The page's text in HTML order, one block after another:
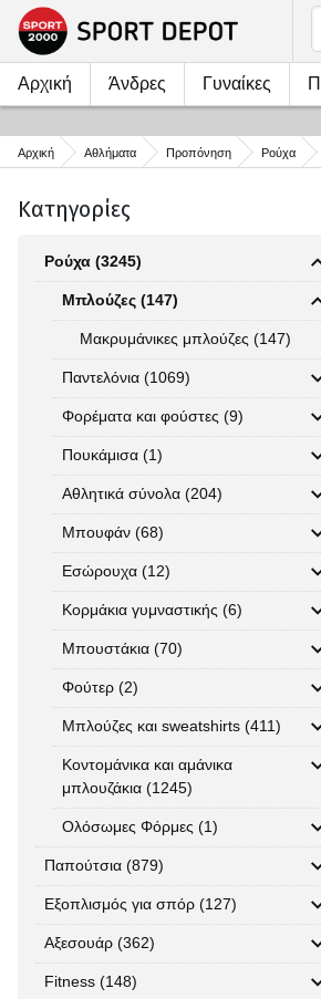
Αρχική Άνδρες Γυναίκες
Αρχική Αθλήματα Προπόνηση Ρούχα
Κατηγορίες
Ρούχα (3245)
Μπλούζες (147)
Μακρυμάνικες μπλούζες (147)
Παντελόνια (1069)
Φορέματα και φούστες (9)
Πουκάμισα (1)
Αθλητικά σύνολα (204)
Μπουφάν (68)
Εσώρουχα (12)
Κορμάκια γυμναστικής (6)
Μπουστάκια (70)
Φούτερ (2)
Μπλούζες και sweatshirts (411)
Κοντομάνικα και αμάνικα
μπλουζάκια (1245)
Ολόσωμες Φόρμες (1)
Παπούτσια (879)
Εξοπλισμός για σπόρ (127)
Αξεσουάρ (362)
Fitness (148)